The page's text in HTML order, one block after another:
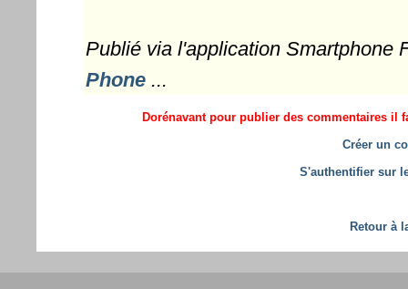
Publié via l'application Smartphone
Phone...
Dorénavant pour publier des commentaires il
Créer un
S'authentifier sur
Retour à